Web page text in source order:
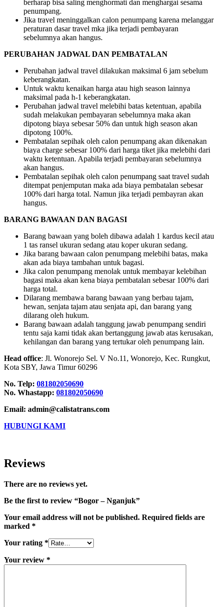
berharap bisa saling menghormati dan menghargai sesama
penumpang.
Jika travel meninggalkan calon penumpang karena melanggar
peraturan dasar travel mka jika terjadi pembayaran
sebelumnya akan hangus.
PERUBAHAN JADWAL DAN PEMBATALAN
Perubahan jadwal travel dilakukan maksimal 6 jam sebelum
keberangkatan.
Untuk waktu kenaikan harga atau high season lainnya
maksimal pada h-1 keberangkatan.
Perubahan jadwal travel melebihi batas ketentuan, apabila
sudah melakukan pembayaran sebelumnya maka akan
dipotong biaya sebesar 50% dan untuk high season akan
dipotong 100%.
Pembatalan sepihak oleh calon penumpang akan dikenakan
biaya charge sebesar 100% dari harga tiket jika melebihi dari
waktu ketentuan. Apabila terjadi pembayaran sebelumnya
akan hangus.
Pembatalan sepihak oleh calon penumpang saat travel sudah
ditempat penjemputan maka ada biaya pembatalan sebesar
100% dari harga total. Namun jika terjadi pembayran akan
hangus.
BARANG BAWAAN DAN BAGASI
Barang bawaan yang boleh dibawa adalah 1 kardus kecil atau
1 tas ransel ukuran sedang atau koper ukuran sedang.
Jika barang bawaan calon penumpang melebihi batas, maka
akan ada biaya tambahan untuk bagasi.
Jika calon penumpang menolak untuk membayar kelebihan
bagasi maka akan kena biaya pembatalan sebesar 100% dari
harga total.
Dilarang membawa barang bawaan yang berbau tajam,
hewan, senjata tajam atau senjata api, dan barang yang
dilarang oleh hukum.
Barang bawaan adalah tanggung jawab penumpang sendiri
tentu saja kami tidak akan bertanggung jawab atas kerusakan,
kehilangan dan barang yang tertukar oleh penumpang lain.
Head office: Jl. Wonorejo Sel. V No.11, Wonorejo, Kec. Rungkut,
Kota SBY, Jawa Timur 60296
No. Telp: 081802050690
No. Whastapp: 081802050690
Email: admin@calistatrans.com
HUBUNGI KAMI
Reviews
There are no reviews yet.
Be the first to review “Bogor – Nganjuk”
Your email address will not be published. Required fields are
marked *
Your rating *
Your review *